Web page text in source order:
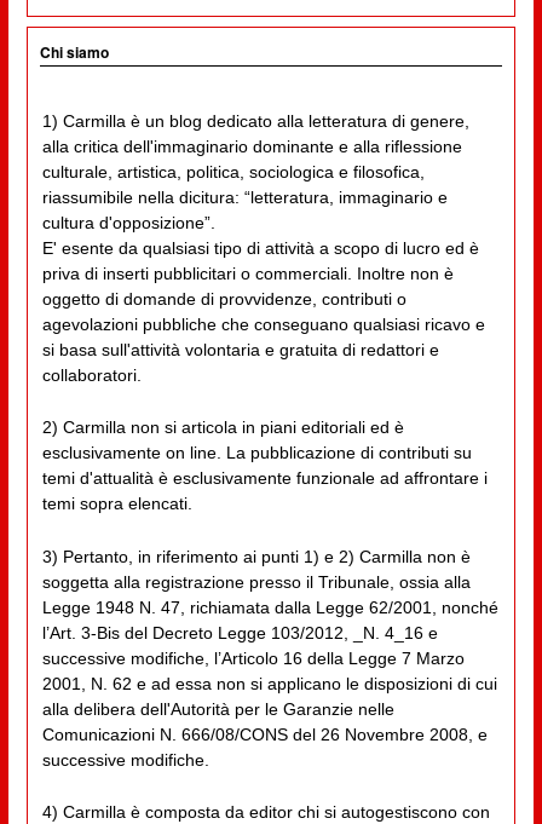
Chi siamo
1) Carmilla è un blog dedicato alla letteratura di genere,
alla critica dell'immaginario dominante e alla riflessione
culturale, artistica, politica, sociologica e filosofica,
riassumibile nella dicitura: “letteratura, immaginario e
cultura d'opposizione”.
E' esente da qualsiasi tipo di attività a scopo di lucro ed è
priva di inserti pubblicitari o commerciali. Inoltre non è
oggetto di domande di provvidenze, contributi o
agevolazioni pubbliche che conseguano qualsiasi ricavo e
si basa sull'attività volontaria e gratuita di redattori e
collaboratori.
2) Carmilla non si articola in piani editoriali ed è
esclusivamente on line. La pubblicazione di contributi su
temi d'attualità è esclusivamente funzionale ad affrontare i
temi sopra elencati.
3) Pertanto, in riferimento ai punti 1) e 2) Carmilla non è
soggetta alla registrazione presso il Tribunale, ossia alla
Legge 1948 N. 47, richiamata dalla Legge 62/2001, nonché
l’Art. 3-Bis del Decreto Legge 103/2012, _N. 4_16 e
successive modifiche, l’Articolo 16 della Legge 7 Marzo
2001, N. 62 e ad essa non si applicano le disposizioni di cui
alla delibera dell'Autorità per le Garanzie nelle
Comunicazioni N. 666/08/CONS del 26 Novembre 2008, e
successive modifiche.
4) Carmilla è composta da editor chi si autogestiscono con